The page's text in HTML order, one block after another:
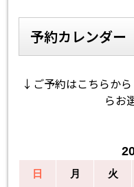
予約カレンダー
↓ご予約はこちらか
らお
日 月 火